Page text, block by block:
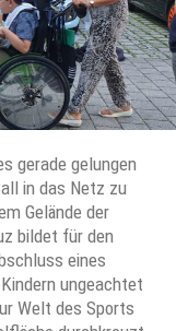
gerade gelungen
in das Netz zu
Gelände der
bildet für den
eines
ungeachtet
Welt des Sports